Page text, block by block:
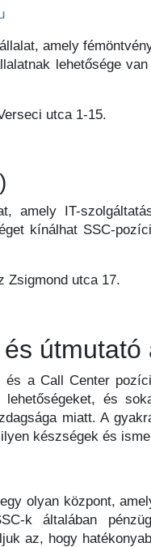
amely
lehetősége
utca 1-15.
amely IT-
kínálhat SSC-
Zsigmond utca 17.
és a Call Center
és
miatt. A
készségek és
olyan központ,
k általában
az, hogy